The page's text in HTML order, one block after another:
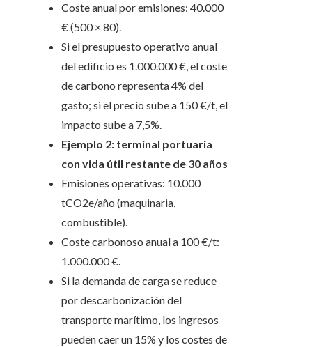
Coste anual por emisiones: 40.000
€ (500 × 80).
Si el presupuesto operativo anual
del edificio es 1.000.000 €, el coste
de carbono representa 4% del
gasto; si el precio sube a 150 €/t, el
impacto sube a 7,5%.
Ejemplo 2: terminal portuaria
con vida útil restante de 30 años
Emisiones operativas: 10.000
tCO2e/año (maquinaria,
combustible).
Coste carbonoso anual a 100 €/t:
1.000.000 €.
Si la demanda de carga se reduce
por descarbonización del
transporte marítimo, los ingresos
pueden caer un 15% y los costes de